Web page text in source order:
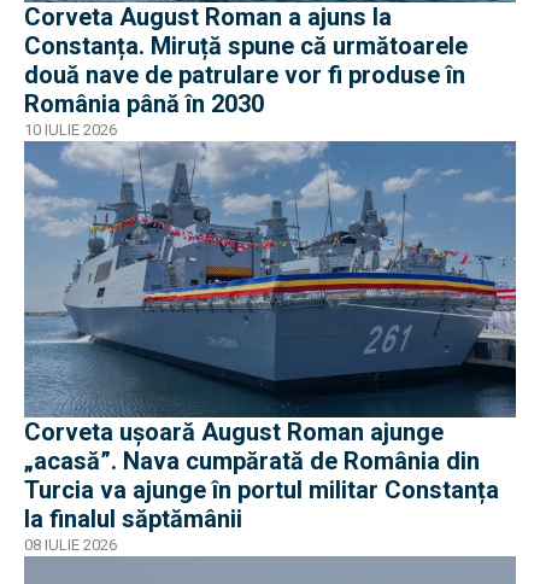
Corveta August Roman a ajuns la
Constanța. Miruță spune că următoarele
două nave de patrulare vor fi produse în
România până în 2030
10 IULIE 2026
Corveta ușoară August Roman ajunge
„acasă”. Nava cumpărată de România din
Turcia va ajunge în portul militar Constanța
la finalul săptămânii
08 IULIE 2026